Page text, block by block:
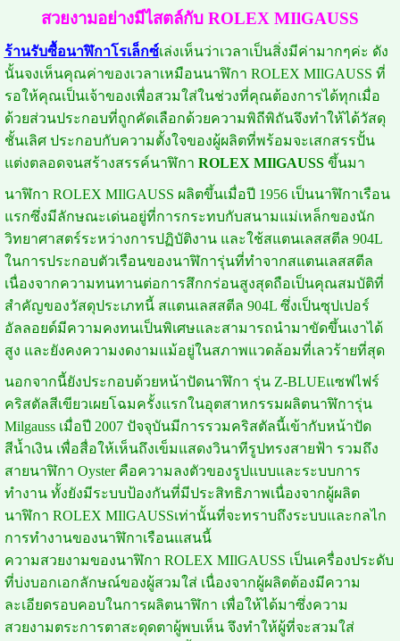
สวยงามอย่างมีไสตล์กับ ROLEX MIlGAUSS
ร้านรับซื้อนาฬิกาโรเล็กซ์เล่งเห็นว่าเวลาเป็นสิ่งมีค่ามากๆค่ะ ดัง
นั้นจงเห็นคุณค่าของเวลาเหมือนนาฬิกา ROLEX MIlGAUSS ที่
รอให้คุณเป็นเจ้าของเพื่อสวมใส่ในช่วงที่คุณต้องการได้ทุกเมื่อ
ด้วยส่วนประกอบที่ถูกคัดเลือกด้วยความพิถีพิถันจึงทำให้ได้วัสดุ
ชั้นเลิศ ประกอบกับความตั้งใจของผู้ผลิตที่พร้อมจะเสกสรรปั้น
แต่งตลอดจนสร้างสรรค์นาฬิกา ROLEX MIlGAUSSขึ้นมา
นาฬิกา ROLEX MIlGAUSS ผลิตขึ้นเมื่อปี 1956 เป็นนาฬิกาเรือน
แรกซึ่งมีลักษณะเด่นอยู่ที่การกระทบกับสนามแม่เหล็กของนัก
วิทยาศาสตร์ระหว่างการปฏิบัติงาน และใช้สแตนเลสสตีล 904L
ในการประกอบตัวเรือนของนาฬิการุ่นที่ทำจากสแตนเลสสตีล
เนื่องจากความทนทานต่อการสึกกร่อนสูงสุดถือเป็นคุณสมบัติที่
สำคัญของวัสดุประเภทนี้ สแตนเลสสตีล 904L ซึ่งเป็นซุปเปอร์
อัลลอยด์มีความคงทนเป็นพิเศษและสามารถนำมาขัดขึ้นเงาได้
สูง และยังคงความงดงามแม้อยู่ในสภาพแวดล้อมที่เลวร้ายที่สุด
นอกจากนี้ยังประกอบด้วยหน้าปัดนาฬิกา รุ่น Z-BLUEแซฟไฟร์
คริสตัลสีเขียวเผยโฉมครั้งแรกในอุตสาหกรรมผลิตนาฬิการุ่น
Milgauss เมื่อปี 2007 ปัจจุบันมีการรวมคริสตัลนี้เข้ากับหน้าปัด
สีน้ำเงิน เพื่อสื่อให้เห็นถึงเข็มแสดงวินาทีรูปทรงสายฟ้า รวมถึง
สายนาฬิกา Oyster คือความลงตัวของรูปแบบและระบบการ
ทำงาน ทั้งยังมีระบบป้องกันที่มีประสิทธิภาพเนื่องจากผู้ผลิต
นาฬิกา ROLEX MIlGAUSSเท่านั้นที่จะทราบถึงระบบและกลไก
การทำงานของนาฬิกาเรือนแสนนี้
ความสวยงามของนาฬิกา ROLEX MIlGAUSS เป็นเครื่องประดับ
ที่บ่งบอกเอกลักษณ์ของผู้สวมใส่ เนื่องจากผู้ผลิตต้องมีความ
ละเอียดรอบคอบในการผลิตนาฬิกา เพื่อให้ได้มาซึ่งความ
สวยงามตระการตาสะดุดตาผู้พบเห็น จึงทำให้ผู้ที่จะสวมใส่